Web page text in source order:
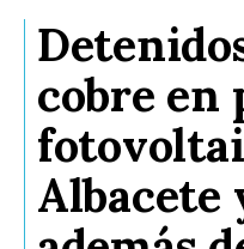
cobre en
Albacete